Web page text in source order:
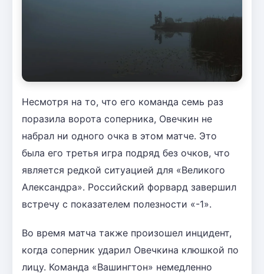
Несмотря на то, что его команда семь раз
поразила ворота соперника, Овечкин не
набрал ни одного очка в этом матче. Это
была его третья игра подряд без очков, что
является редкой ситуацией для «Великого
Александра». Российский форвард завершил
встречу с показателем полезности «-1».
Во время матча также произошел инцидент,
когда соперник ударил Овечкина клюшкой по
лицу. Команда «Вашингтон» немедленно